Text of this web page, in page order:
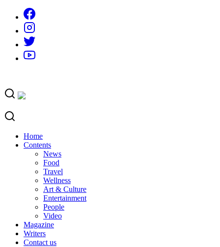
content
Home
Contents
News
Food
Travel
Wellness
Art & Culture
Entertainment
People
Video
Magazine
Writers
Contact us